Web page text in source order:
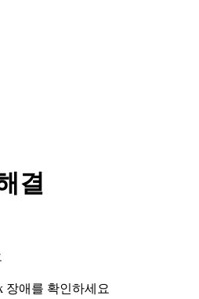
결
장애를 확인하세요